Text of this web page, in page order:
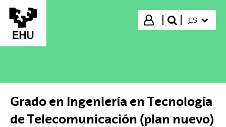
Saltar al contenido principal
Iniciar sesión
buscar"
ES
Grado en Ingeniería en Tecnología
de Telecomunicación (plan nuevo)